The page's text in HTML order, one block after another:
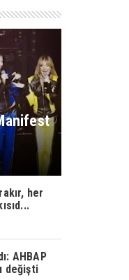
her
AHBAP
değişti